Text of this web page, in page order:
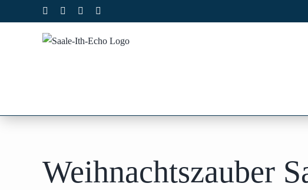
Inhalt
Facebook Instagram
Weihnachtszauber